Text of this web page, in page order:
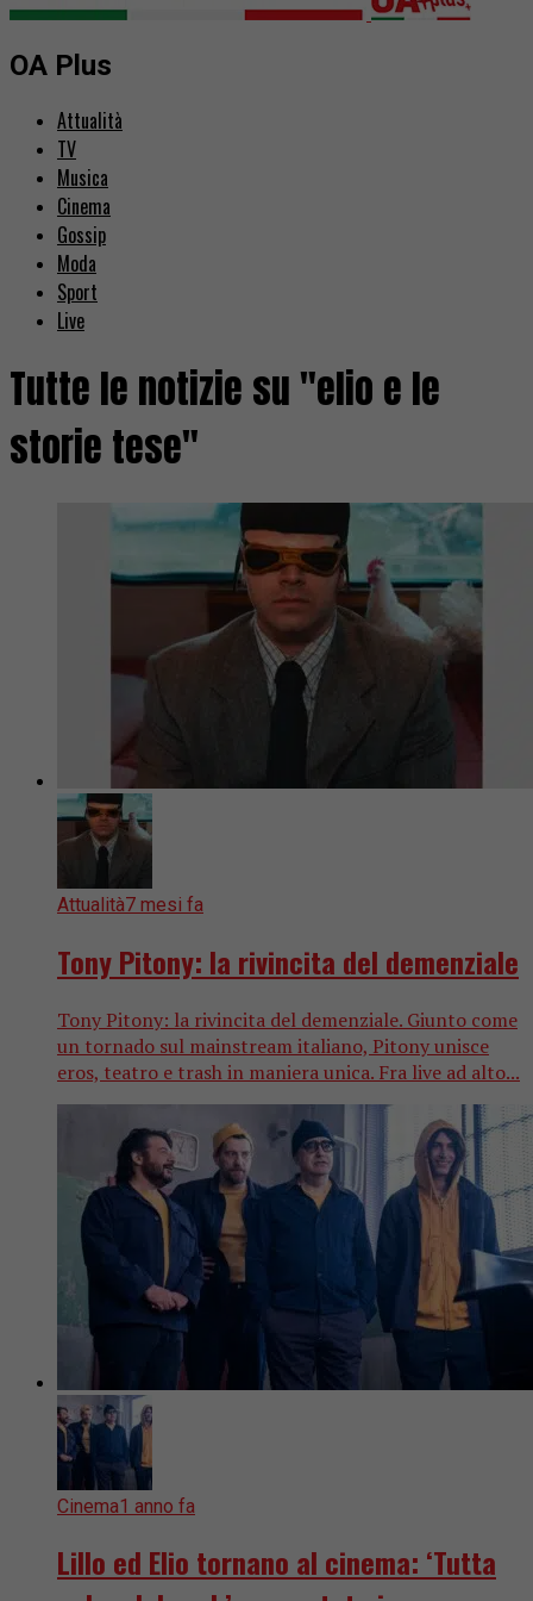
OA Plus
Attualità
TV
Musica
Cinema
Gossip
Moda
Sport
Live
Tutte le notizie su "elio e le
storie tese"
Attualità7 mesi fa
Tony Pitony: la rivincita del demenziale
Tony Pitony: la rivincita del demenziale. Giunto come
un tornado sul mainstream italiano, Pitony unisce
eros, teatro e trash in maniera unica. Fra live ad alto...
Cinema1 anno fa
Lillo ed Elio tornano al cinema: ‘Tutta